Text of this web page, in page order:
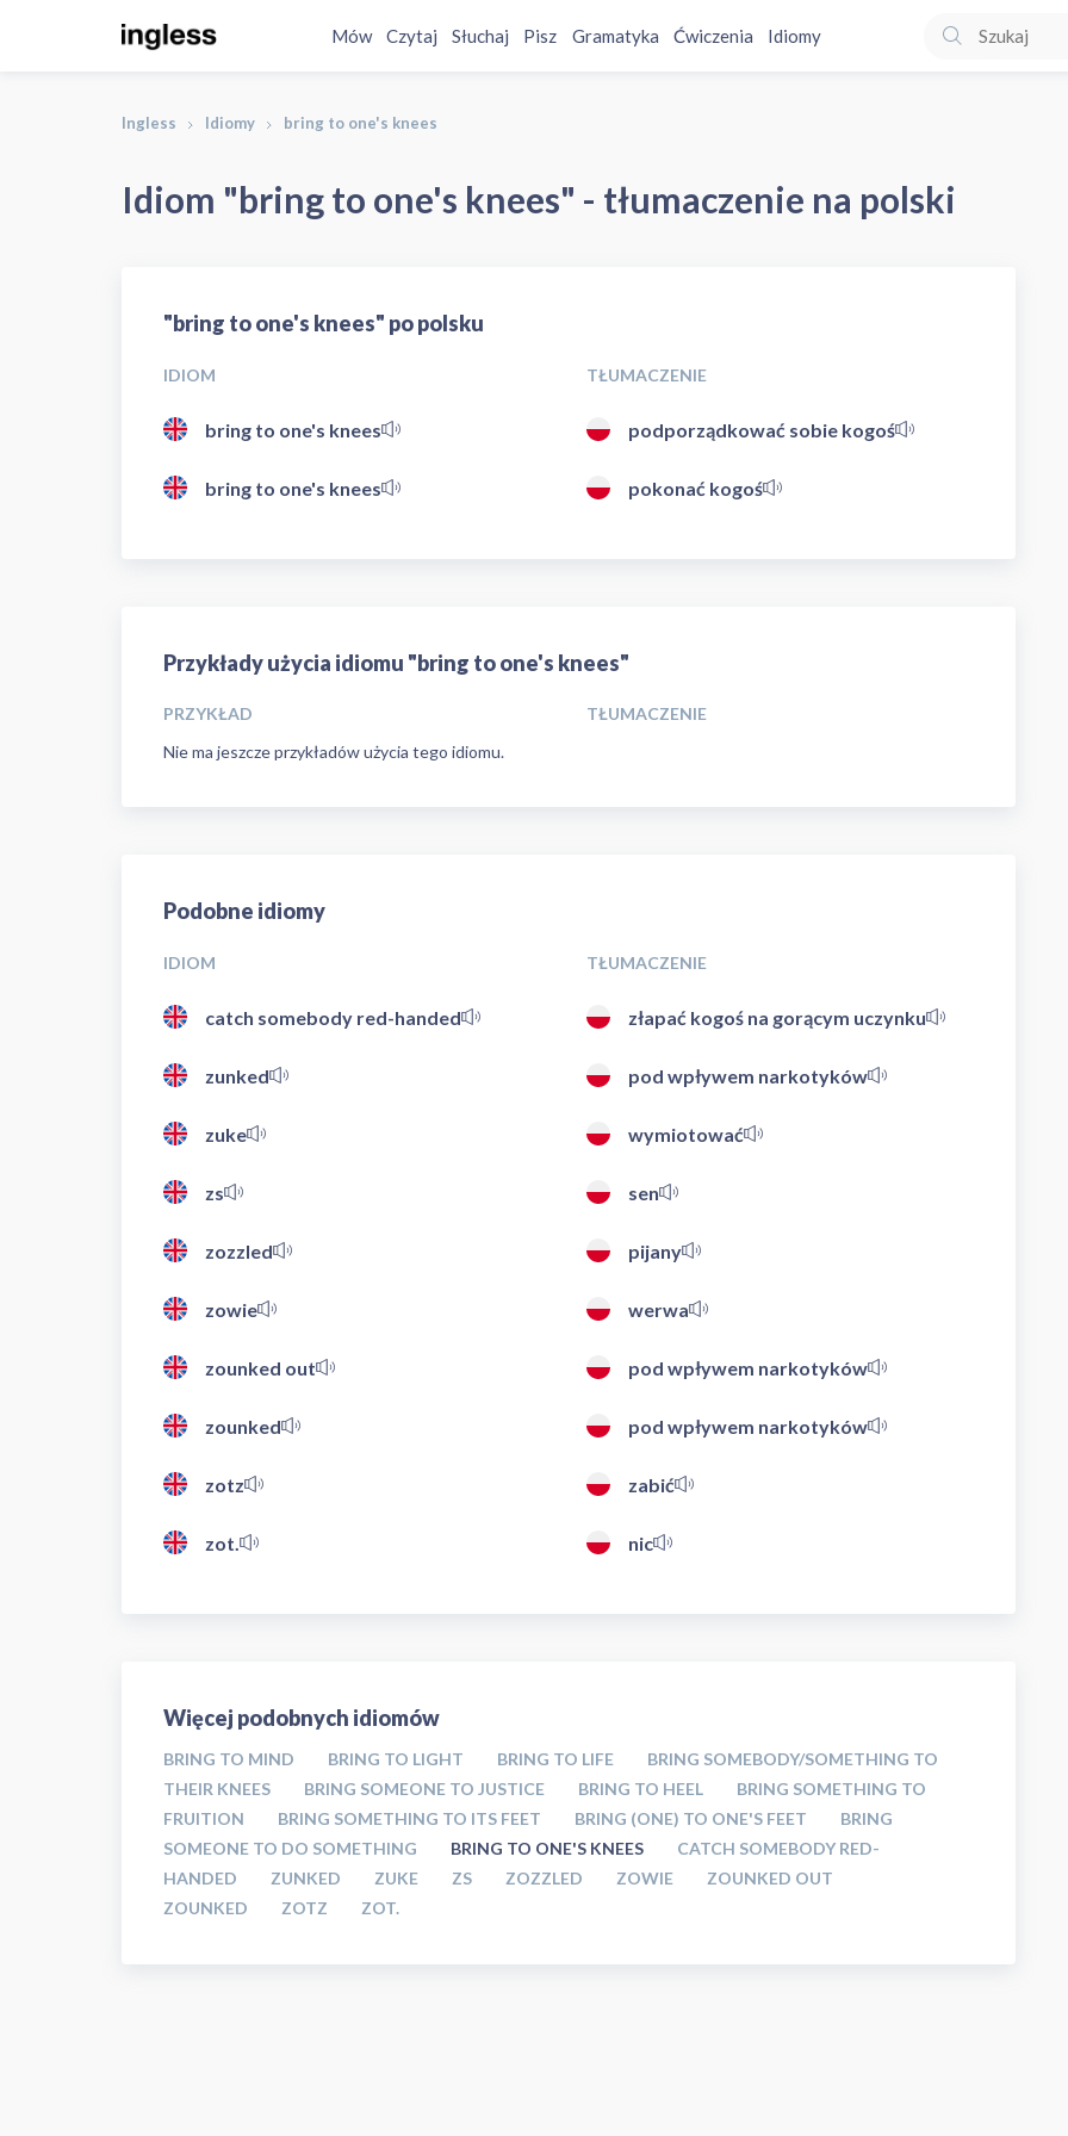
Mów Czytaj Słuchaj Pisz Gramatyka Ćwiczenia Idiomy
Ingless Idiomy bring to one's knees
Idiom "bring to one's knees" - tłumaczenie na polski
"bring to one's knees" po polsku
IDIOM TŁUMACZENIE
bring to one's knees podporządkować sobie kogoś
bring to one's knees pokonać kogoś
Przykłady użycia idiomu "bring to one's knees"
PRZYKŁAD
TŁUMACZENIE
Nie ma jeszcze przykładów użycia tego idiomu.
Podobne idiomy
IDIOM TŁUMACZENIE
catch somebody red-handed złapać kogoś na gorącym uczynku
zunked pod wpływem narkotyków
zuke wymiotować
zs sen
zozzled pijany
zowie werwa
zounked out pod wpływem narkotyków
zounked pod wpływem narkotyków
zotz zabić
zot. nic
Więcej podobnych idiomów
BRING TO MIND BRING TO LIGHT BRING TO LIFE
BRING SOMEBODY/SOMETHING TO
THEIR KNEES
BRING SOMEONE TO JUSTICE BRING TO HEEL
BRING SOMETHING TO
FRUITION
BRING SOMETHING TO ITS FEET BRING (ONE) TO ONE'S FEET
BRING
SOMEONE TO DO SOMETHING
BRING TO ONE'S KNEES
CATCH SOMEBODY RED-
HANDED
ZUNKED ZUKE ZS ZOZZLED ZOWIE
ZOUNKED OUT
ZOUNKED
ZOTZ ZOT.